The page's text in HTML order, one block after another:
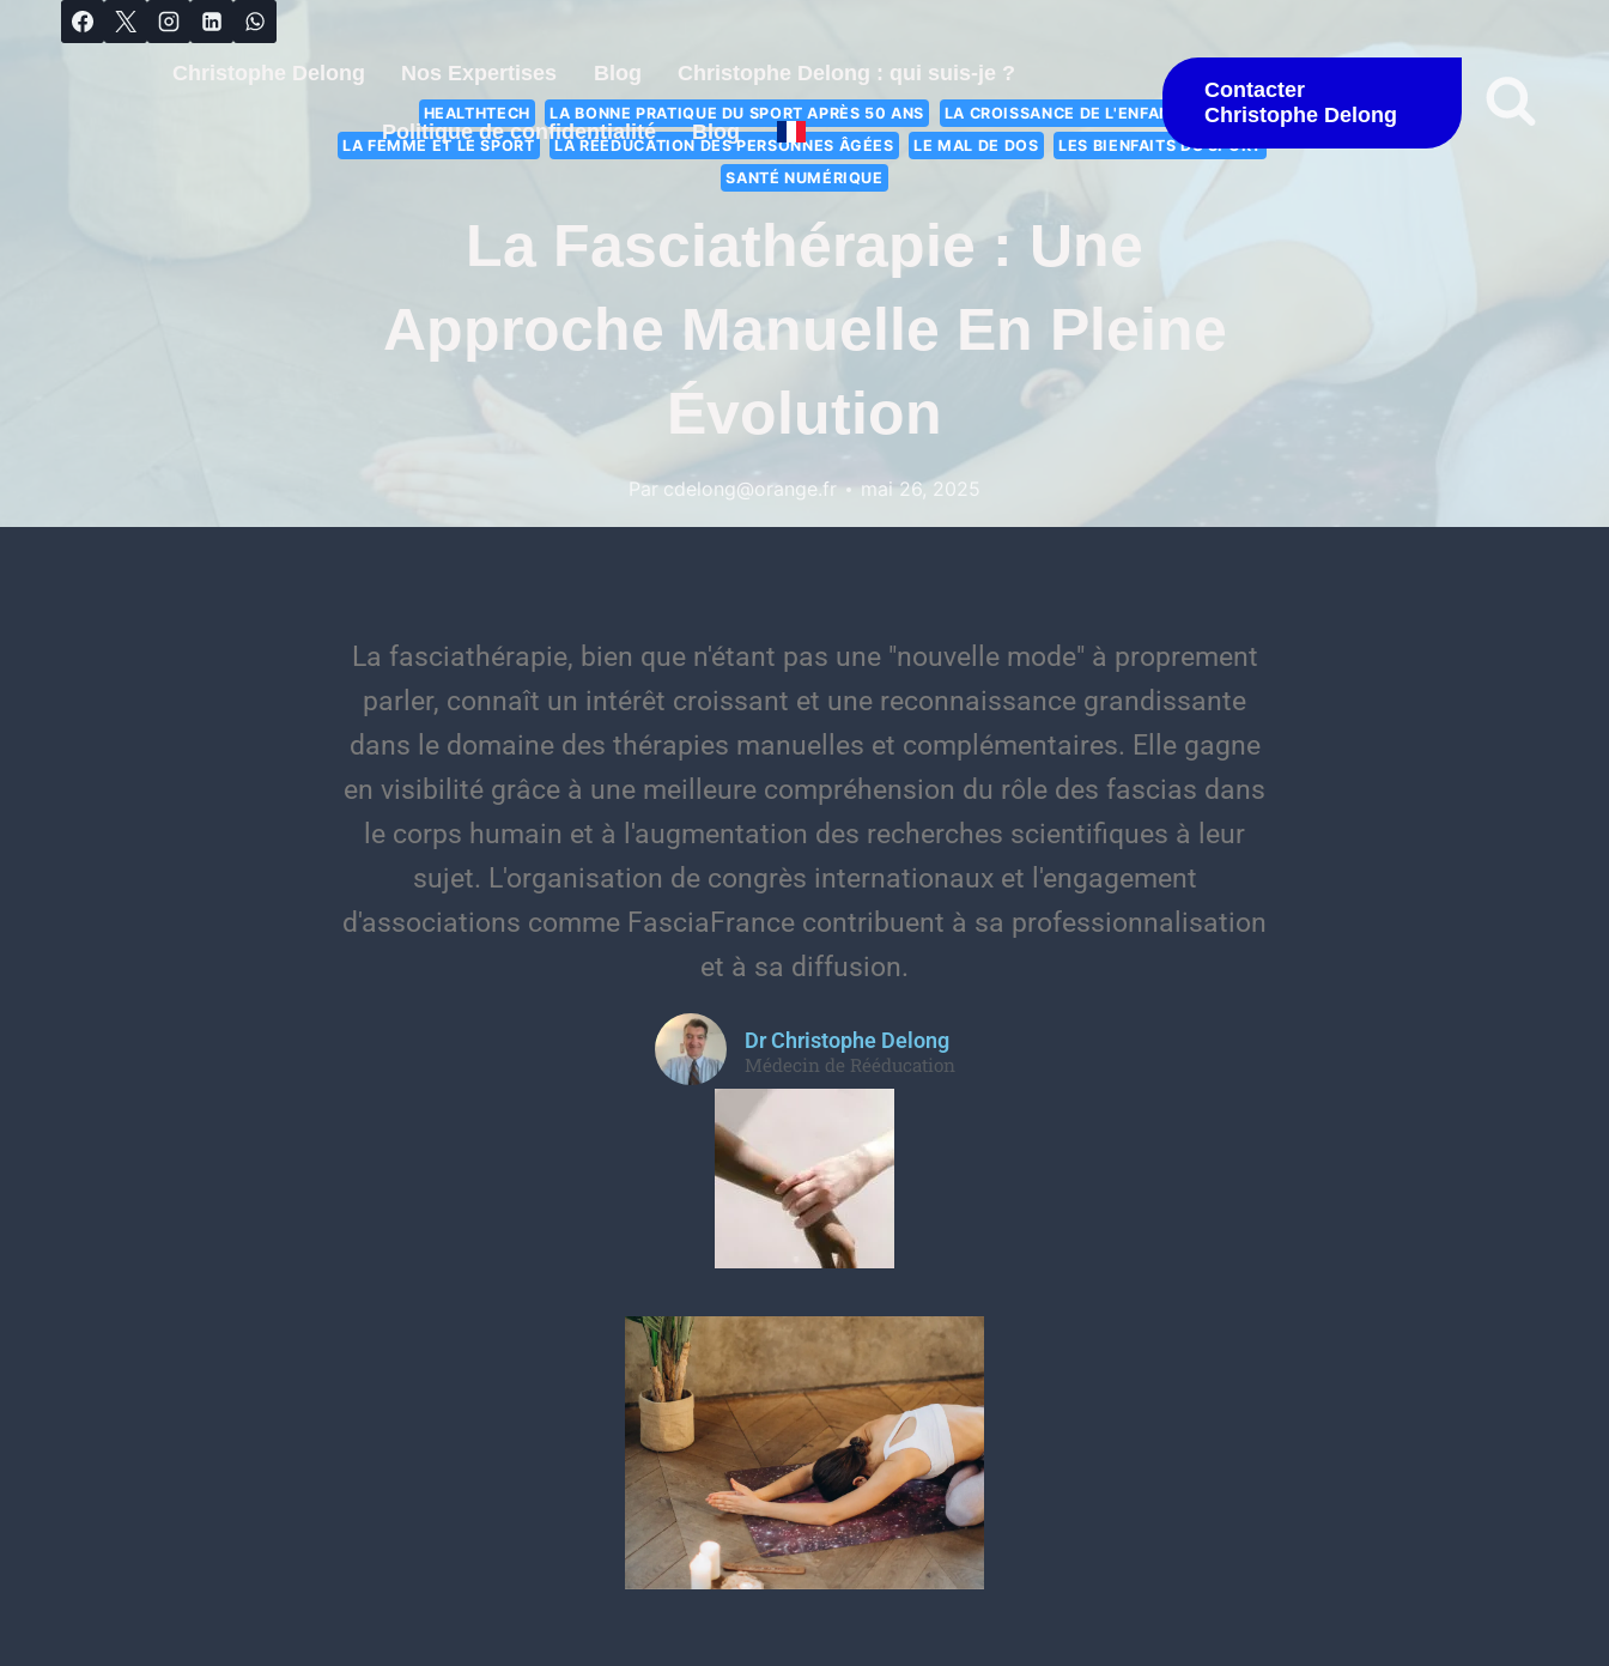
Christophe Delong Nos Expertises Blog Christophe Delong : qui suis-je ?
Politique de confidentialité Blog
Contacter
Christophe Delong
HEALTHTECH LA BONNE PRATIQUE DU SPORT APRÈS 50 ANS
LA CROISSANCE DE L'ENFANT
LA FEMME ET LE SPORT
LA RÉÉDUCATION DES PERSONNES ÂGÉES LE MAL DE DOS
LES BIENFAITS DU SPORT
SANTÉ NUMÉRIQUE
La Fasciathérapie : Une
Approche Manuelle En Pleine
Évolution
Parcdelong@orange.fr mai 26, 2025
La fasciathérapie, bien que n'étant pas une "nouvelle mode" à proprement
parler, connaît un intérêt croissant et une reconnaissance grandissante
dans le domaine des thérapies manuelles et complémentaires. Elle gagne
en visibilité grâce à une meilleure compréhension du rôle des fascias dans
le corps humain et à l'augmentation des recherches scientifiques à leur
sujet. L'organisation de congrès internationaux et l'engagement
d'associations comme FasciaFrance contribuent à sa professionnalisation
et à sa diffusion.
Dr Christophe Delong
Médecin de Rééducation